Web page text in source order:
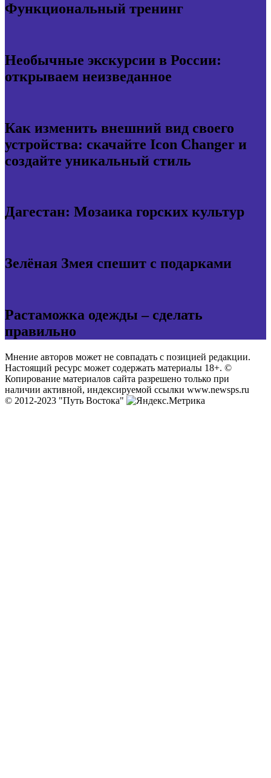
Функциональный тренинг
Необычные экскурсии в России:
открываем неизведанное
Как изменить внешний вид своего
устройства: скачайте Icon Changer и
создайте уникальный стиль
Дагестан: Мозаика горских культур
Зелёная Змея спешит с подарками
Растаможка одежды – сделать
правильно
Мнение авторов может не совпадать с позицией редакции.
Настоящий ресурс может содержать материалы 18+. ©
Копирование материалов сайта разрешено только при
наличии активной, индексируемой ссылки www.newsps.ru
© 2012-2023 "Путь Востока"